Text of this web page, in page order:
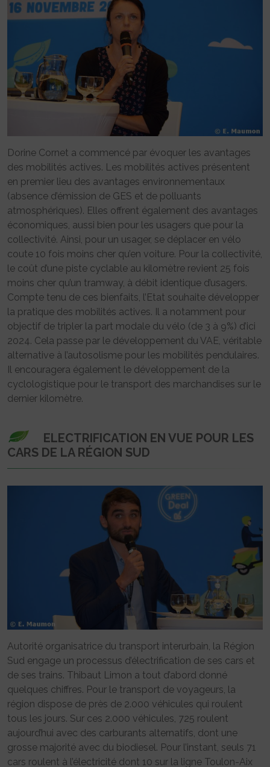
Dorine Cornet a commencé par évoquer les avantages
des mobilités actives. Les mobilités actives présentent
en premier lieu des avantages environnementaux
(absence d’émission de GES et de polluants
atmosphériques). Elles offrent également des avantages
économiques, aussi bien pour les usagers que pour la
collectivité. Ainsi, pour un usager, se déplacer en vélo
coute 10 fois moins cher qu’en voiture. Pour la collectivité,
le coût d’une piste cyclable au kilomètre revient 25 fois
moins cher qu’un tramway, à débit identique d’usagers.
Compte tenu de ces bienfaits, l’Etat souhaite développer
la pratique des mobilités actives. Il a notamment pour
objectif de tripler la part modale du vélo (de 3 à 9%) d’ici
2024. Cela passe par le développement du VAE, véritable
alternative à l’autosolisme pour les mobilités pendulaires.
Il encouragera également le développement de la
cyclologistique pour le transport des marchandises sur le
dernier kilomètre.
ELECTRIFICATION EN VUE POUR LES
CARS DE LA RÉGION SUD
Autorité organisatrice du transport interurbain, la Région
Sud engage un processus d’électrification de ses cars et
de ses trains. Thibaut Limon a tout d’abord donné
quelques chiffres. Pour le transport de voyageurs, la
région dispose de près de 2.000 véhicules qui roulent
tous les jours. Sur ces 2.000 véhicules, 725 roulent
aujourd’hui avec des carburants alternatifs, dont une
grosse majorité avec du biodiesel. Pour l’instant, seuls 71
cars roulent à l’électricité dont 10 sur la ligne Toulon-Aix